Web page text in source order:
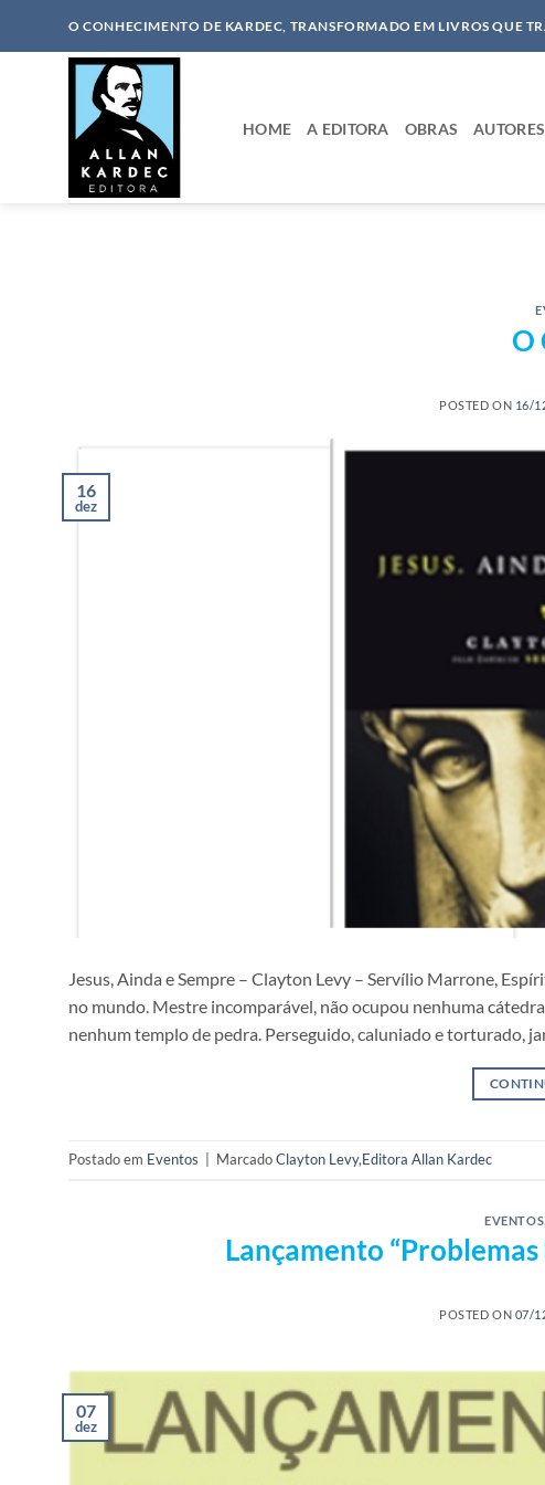
O CONHECIMENTO DE KARDEC, TRANSFORMADO EM LIVROS QUE
HOME A EDITORA OBRAS AUTORES
O
POSTED ON 16/
16
dez
Jesus, Ainda e Sempre – Clayton Levy – Servílio Marrone,
no mundo. Mestre incomparável, não ocupou nenhuma
nenhum templo de pedra. Perseguido, caluniado e torturado,
Postado em Eventos MarcadoClayton Levy,Editora Allan Kardec
EVENTOS
Lançamento
POSTED ON 07/
07
dez